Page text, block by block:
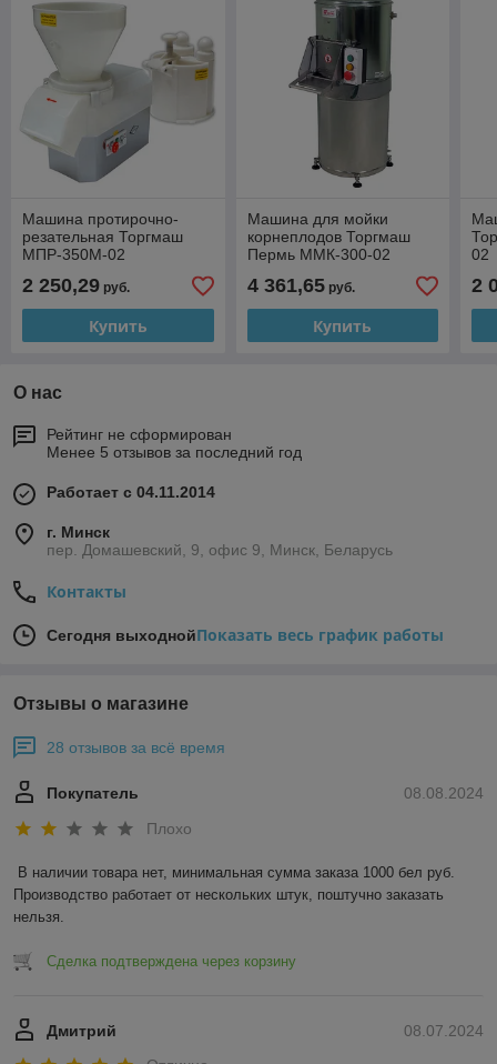
Машина протирочно-
резательная Торгмаш
МПР-350М-02
2 250,29 руб.
Купить
Машина для мойки
корнеплодов Торгмаш
Пермь ММК-300-02
4 361,65руб.
Купить
02
2
О нас
Рейтинг не сформирован
Менее 5 отзывов за последний год
Работает с 04.11.2014
г. Минск
пер. Домашевский, 9, офис 9, Минск, Беларусь
Контакты
Сегодня выходнойПоказать весь график работы
Отзывы о магазине
28 отзывов за всё время
08.08.2024
Покупатель
Плохо
В наличии товара нет, минимальная сумма заказа 1000 бел руб.
Производство работает от нескольких штук, поштучно заказать
нельзя.
Сделка подтверждена через корзину
08.07.2024
Дмитрий